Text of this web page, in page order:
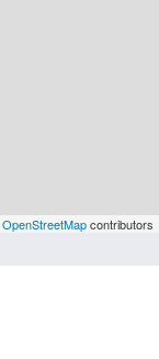
OpenStreetMapcontributors